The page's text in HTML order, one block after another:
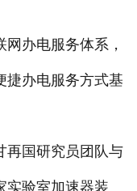
办电服务体系，
捷办电服务方式基
国研究员团队与
实验室加速器装